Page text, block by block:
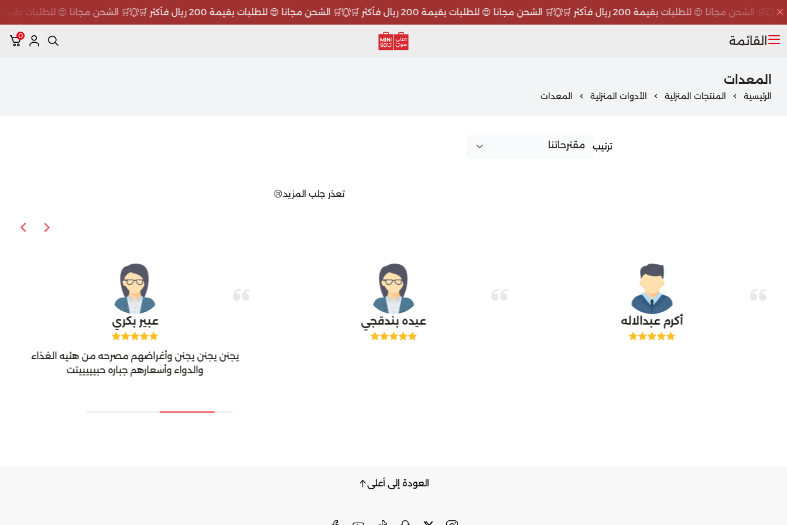
🛒 الشحن مجانا 😍 للطلبات بقيمة 200 ريال فأكثر 🛒 🛒 الشحن مجانا 😍 للطلبات بقيمة 200 ريال فأكثر 🛒 🛒 الشحن مجانا 😍 للطلبات بقيمة 200 ريال فأكثر 🛒 🛒 الشحن مجانا 😍 للطلبات بقيمة 200 ريال فأكثر
القائمة ميني سو MINISO
0
المعدات
الرئيسية المنتجات المنزلية الأدوات المنزلية المعدات
ترتيب
تعذر جلب المزيد😢
أكرم عبدالاله عيده بندقجي عبير بكري
يجنن يجنن يجنن وأغراضهم مصرحه من هئيه الغذاء
والدواء وأسعارهم جباره حبيييييتت
العودة إلى أعلى